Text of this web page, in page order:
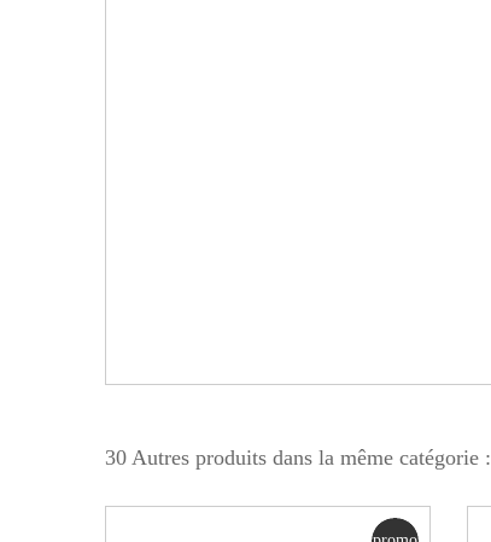
30 Autres produits dans la même catégorie :